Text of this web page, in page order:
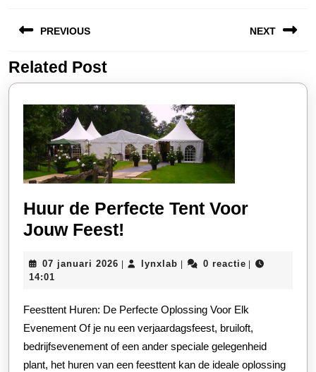
PREVIOUS
Vorige
bericht:
NEXT
bericht:
Related Post
Huur de Perfecte Tent Voor
Jouw Feest!
Perfecte
Voor
Jouw
Feest!
07 januari 2026 07
lynxlab lynxlab0 reactie
14:01
Feesttent Huren: De Perfecte Oplossing Voor Elk
Evenement Of je nu een verjaardagsfeest, bruiloft,
bedrijfsevenement of een ander speciale gelegenheid
plant, het huren van een feesttent kan de ideale oplossing